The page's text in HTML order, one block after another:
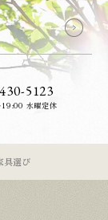
5123
19:00 水曜定休
具選び